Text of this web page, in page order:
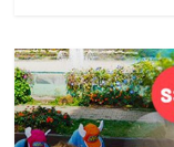
การ
ลงทุน